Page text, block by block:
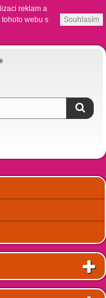
reklam a
webu s
Souhlasím